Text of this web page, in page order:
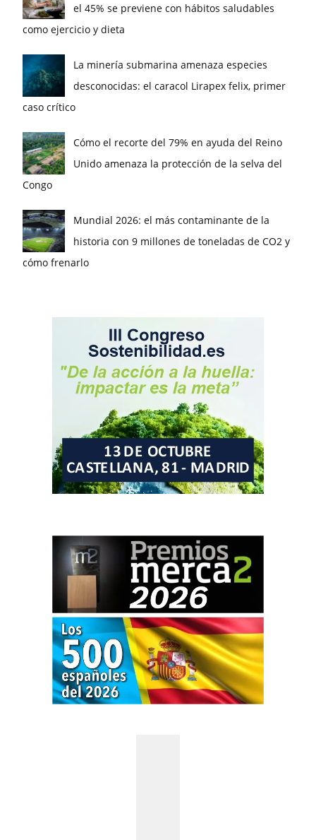
el 45% se previene con hábitos saludables
como ejercicio y dieta
La minería submarina amenaza especies
desconocidas: el caracol Lirapex felix, primer
caso crítico
Cómo el recorte del 79% en ayuda del Reino
Unido amenaza la protección de la selva del
Congo
Mundial 2026: el más contaminante de la
historia con 9 millones de toneladas de CO2 y
cómo frenarlo